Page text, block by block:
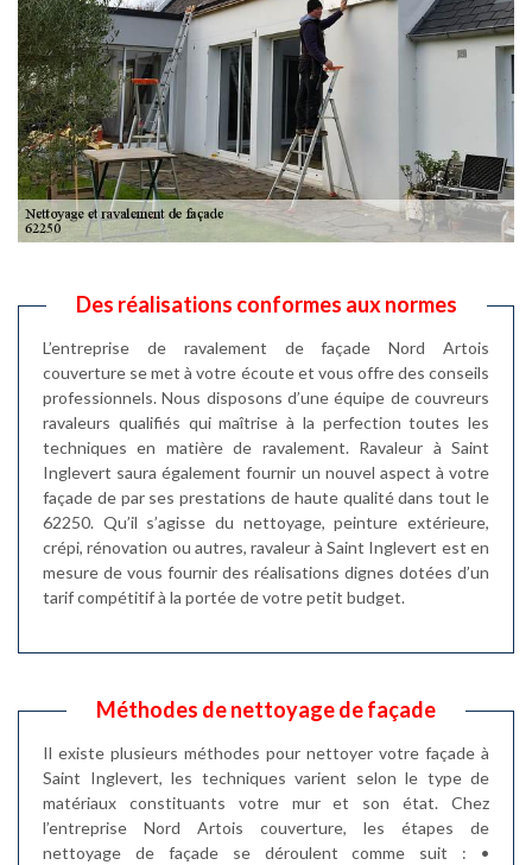
Des réalisations conformes aux normes
L’entreprise de ravalement de façade Nord Artois
couverture se met à votre écoute et vous offre des conseils
professionnels. Nous disposons d’une équipe de couvreurs
ravaleurs qualifiés qui maîtrise à la perfection toutes les
techniques en matière de ravalement. Ravaleur à Saint
Inglevert saura également fournir un nouvel aspect à votre
façade de par ses prestations de haute qualité dans tout le
62250. Qu’il s’agisse du nettoyage, peinture extérieure,
crépi, rénovation ou autres, ravaleur à Saint Inglevert est en
mesure de vous fournir des réalisations dignes dotées d’un
tarif compétitif à la portée de votre petit budget.
Méthodes de nettoyage de façade
Il existe plusieurs méthodes pour nettoyer votre façade à
Saint Inglevert, les techniques varient selon le type de
matériaux constituants votre mur et son état. Chez
l’entreprise Nord Artois couverture, les étapes de
nettoyage de façade se déroulent comme suit : •